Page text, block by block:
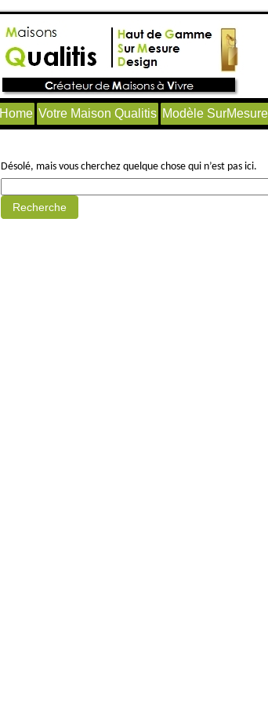
Home Votre Maison Qualitis Modèle SurMesure
Désolé, mais vous cherchez quelque chose qui n’est pas ici.